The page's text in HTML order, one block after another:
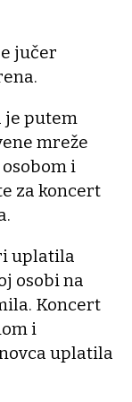
jučer
je putem
mreže
i
za koncert
uplatila
osobi na
Koncert
i
uplatila